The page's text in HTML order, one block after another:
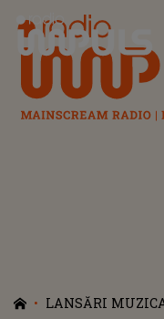
Radio Impuls
LANSĂRI